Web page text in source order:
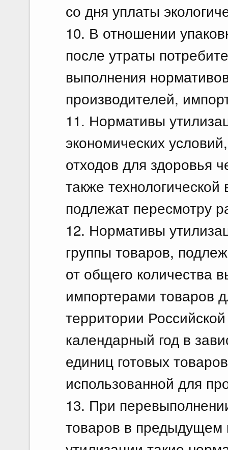
со дня уплаты
10. В отношении
после утраты
выполнения
производителей,
11. Нормативы
экономических
отходов для здоровья
также
подлежат пересмотру
12. Нормативы
группы товаров,
от общего количества
импортерами товаров
территории
календарный год в
единиц готовых
использованной для
13. При
товаров в предыдущем